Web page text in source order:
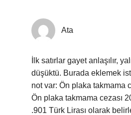
Ata
İlk satırlar gayet anlaşılır,
düşüktü. Burada eklemek
not var: Ön plaka takmama
Ön plaka takmama cezası
.901 Türk Lirası olarak